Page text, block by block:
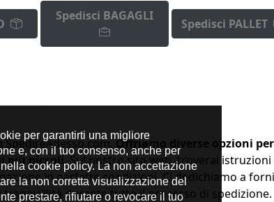
Spedisci BAGAGLI
Spedisci PALLET
SpedireAdesso.com.Offriamo diverse opzioni
più piccoli. Sul nostro sito web, troverai
in perfette condizioni. Ci dedichiamo a
durante tutto il processo di spedizione.